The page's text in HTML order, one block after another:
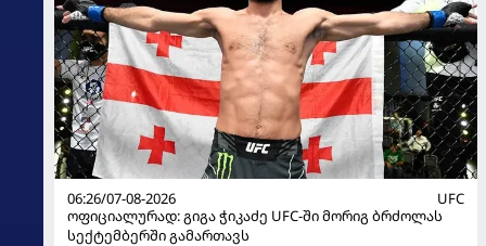
06:26/07-08-2026
UFC
ოფიციალურად: გიგა ჭიკაძე UFC-ში მორიგ ბრძოლას
სექტემბერში გამართავს